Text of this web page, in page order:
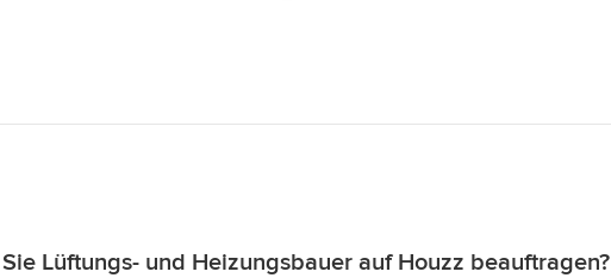
Lüftungs- und Heizungsbauer auf Houzz beauftragen?